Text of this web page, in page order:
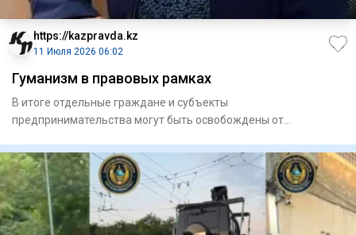
https://kazpravda.kz
11 Июля 2026 06:02
Гуманизм в правовых рамках
В итоге отдельные граждане и субъекты
предпринимательства могут быть освобождены от